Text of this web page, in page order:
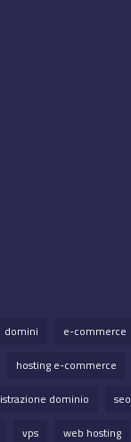
domini e-commerce
hosting e-commerce
dominio seo
vps web hosting